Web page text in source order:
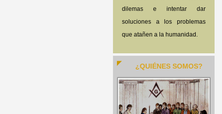
dilemas e intentar dar
soluciones a los problemas
que atañen a la humanidad.
¿QUIÉNES SOMOS?